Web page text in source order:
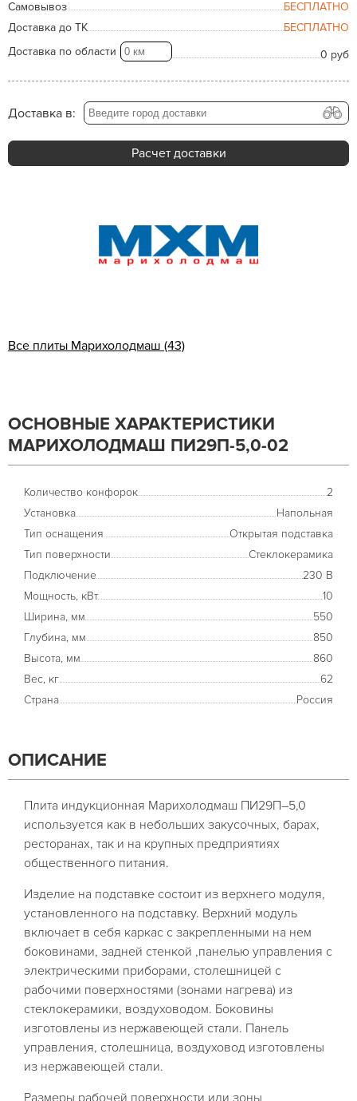
Самовывоз
БЕСПЛАТНО
Доставка до ТК
БЕСПЛАТНО
Доставка по области
0 руб
Доставка в:
Расчет доставки
Все плиты Марихолодмаш (43)
ОСНОВНЫЕ ХАРАКТЕРИСТИКИ
МАРИХОЛОДМАШ ПИ29П-5,0-02
Количество конфорок
2
Установка
Напольная
Тип оснащения
Открытая подставка
Тип поверхности
Стеклокерамика
Подключение
230 В
Мощность, кВт
10
Ширина, мм
550
Глубина, мм
850
Высота, мм
860
Вес, кг
62
Страна
Россия
ОПИСАНИЕ
Плита индукционная Марихолодмаш ПИ29П–5,0
используется как в небольших закусочных, барах,
ресторанах, так и на крупных предприятиях
общественного питания.
Изделие на подставке состоит из верхнего модуля,
установленного на подставку. Верхний модуль
включает в себя каркас с закрепленными на нем
боковинами, задней стенкой ,панелью управления с
электрическими приборами, столешницей с
рабочими поверхностями (зонами нагрева) из
стеклокерамики, воздуховодом. Боковины
изготовлены из нержавеющей стали. Панель
управления, столешница, воздуховод изготовлены
из нержавеющей стали.
Размеры рабочей поверхности или зоны